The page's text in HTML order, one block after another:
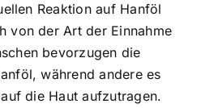
Reaktion auf Hanföl
von der Art der Einnahme
bevorzugen die
während andere es
die Haut aufzutragen.